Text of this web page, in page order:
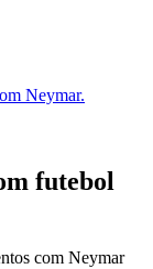
Neymar.
futebol
com Neymar